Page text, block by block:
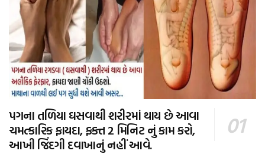
પગના તળિયા ઘસવાથી શરીરમાં થાય છે આવા
ચમત્કારિક ફાયદા, ફક્ત 2 મિનિટ નું કામ કરો,
આખી જિંદગી દવાખાનું નહીં આવે.